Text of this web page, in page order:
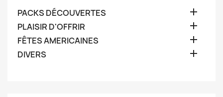
PACKS DÉCOUVERTES 
PLAISIR D'OFFRIR 
FÊTES AMERICAINES 
DIVERS 